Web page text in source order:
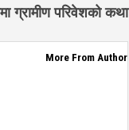
ग्रामीण परिवेशको कथा
More From Author